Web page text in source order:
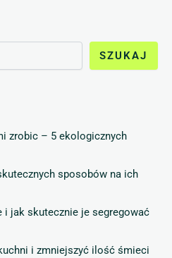
SZUKAJ
zrobic – 5 ekologicznych
sposobów na ich
i jak skutecznie je segregować
i zmniejszyć ilość śmieci